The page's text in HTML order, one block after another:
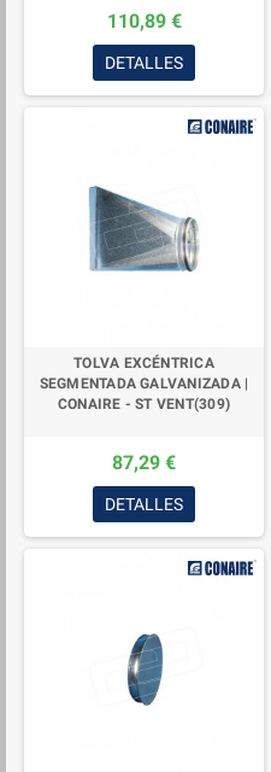
110,89 €
DETALLES
TOLVA EXCÉNTRICA
SEGMENTADA GALVANIZADA |
CONAIRE - ST VENT(309)
87,29 €
DETALLES